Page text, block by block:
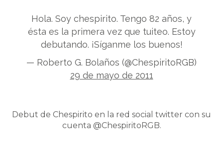
Hola. Soy chespirito. Tengo 82 años, y
ésta es la primera vez que tuiteo. Estoy
debutando. ¡Síganme los buenos!
— Roberto G. Bolaños (@ChespiritoRGB)
29 de mayo de 2011
Debut de Chespirito en la red social twitter con su
cuenta @ChespiritoRGB.